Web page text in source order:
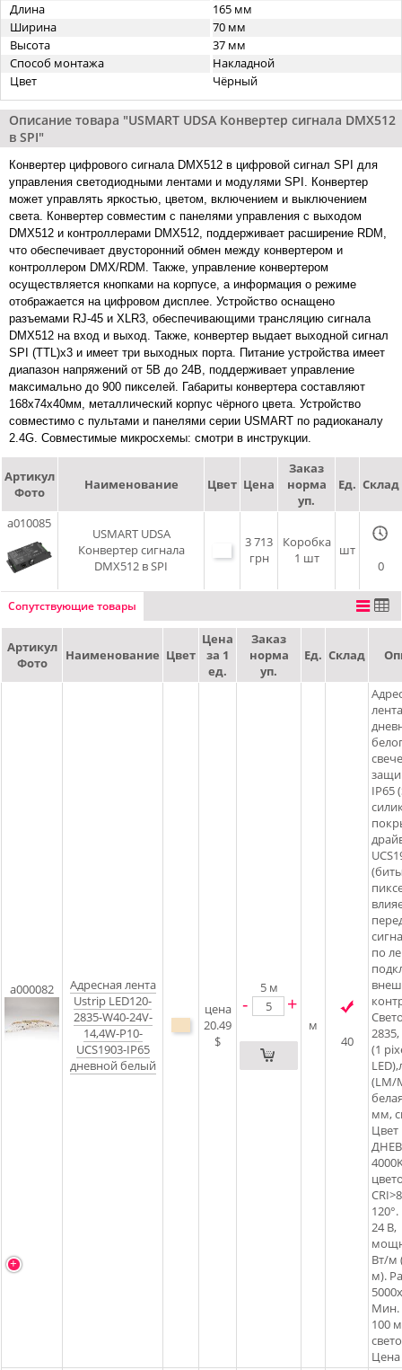
Длина
165 мм
Ширина
70 мм
Высота
37 мм
Способ монтажа
Накладной
Цвет
Чёрный
Описание товара "USMART UDSA Конвертер сигнала DMX512
в SPI"
Конвертер цифрового сигнала DMX512 в цифровой сигнал SPI для
управления светодиодными лентами и модулями SPI. Конвертер
может управлять яркостью, цветом, включением и выключением
света. Конвертер совместим с панелями управления с выходом
DMX512 и контроллерами DMX512, поддерживает расширение RDM,
что обеспечивает двусторонний обмен между конвертером и
контроллером DMX/RDM. Также, управление конвертером
осуществляется кнопками на корпусе, а информация о режиме
отображается на цифровом дисплее. Устройство оснащено
разъемами RJ-45 и XLR3, обеспечивающими трансляцию сигнала
DMX512 на вход и выход. Также, конвертер выдает выходной сигнал
SPI (TTL)x3 и имеет три выходных порта. Питание устройства имеет
диапазон напряжений от 5В до 24В, поддерживает управление
максимально до 900 пикселей. Габариты конвертера составляют
168x74x40мм, металлический корпус чёрного цвета. Устройство
совместимо с пультами и панелями серии USMART по радиоканалу
2.4G. Совместимые микросхемы: смотри в инструкции.
Артикул
Фото
Наименование Цвет Цена
Заказ
норма
уп.
Ед. Склад
a010085
USMART UDSA
Конвертер сигнала
DMX512 в SPI
3 713
грн
Коробка
1 шт
шт
0
Сопутствующие товары
Артикул
Фото
Наименование Цвет
Цена
за 1
ед.
Заказ
норма
уп.
Ед. Склад
a000082
Адресная лента
Ustrip LED120-
2835-W40-24V-
14,4W-P10-
UCS1903-IP65
дневной белый
цена
20.49
$
5 м
- +
м
40
IP65
по
(1
(LM/
мм,
Цвет
24 В,
Вт/м
м).
Мин.
100
Цена